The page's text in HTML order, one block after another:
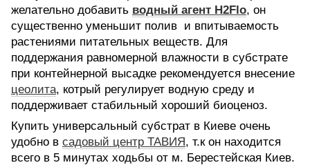
желательно добавить водный агент H2Flo, он
существенно уменьшит полив и впитываемость
растениями питательных веществ. Для
поддержания равномерной влажности в субстрате
при контейнерной высадке рекомендуется внесение
цеолита, котрый регулирует водную среду и
поддерживает стабильный хороший биоценоз.
Купить универсальный субстрат в Киеве очень
удобно в садовый центр ТАВИЯ, т.к он находится
всего в 5 минутах ходьбы от м. Берестейская Киев.